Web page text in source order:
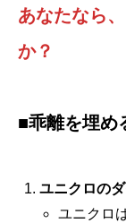
あなたなら
か？
■乖離を埋め
ユニクロの
ユニクロ